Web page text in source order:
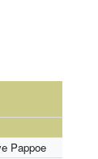
Pappoe